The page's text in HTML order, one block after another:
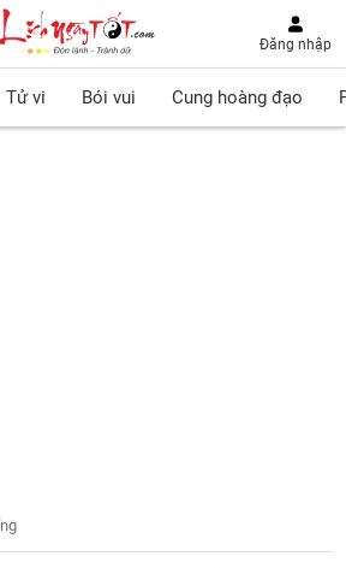
Đăng nhập
Tử vi Bói vui Cung hoàng đạo